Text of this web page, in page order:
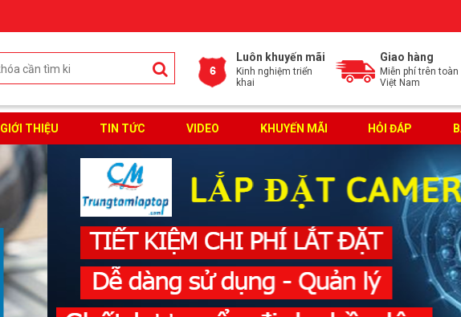
Luôn khuyến mãi
Kinh nghiệm triển
khai
Giao hàng
Miễn phí trên toàn
Việt Nam
GIỚI THIỆU TIN TỨC VIDEO KHUYẾN MÃI HỎI ĐÁP